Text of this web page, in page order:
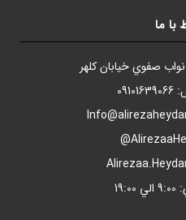
با ما
صفوي خيابان کلهر